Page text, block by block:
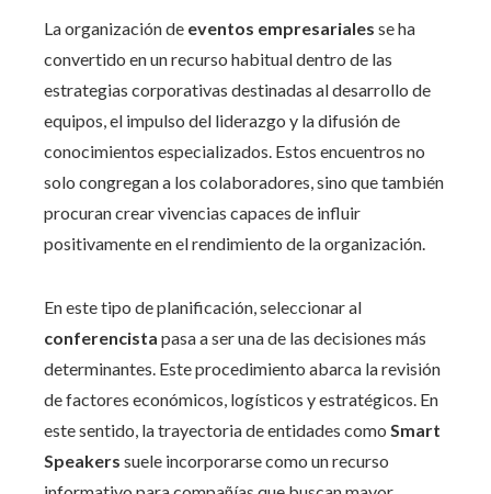
La organización de eventos empresariales se ha
convertido en un recurso habitual dentro de las
estrategias corporativas destinadas al desarrollo de
equipos, el impulso del liderazgo y la difusión de
conocimientos especializados. Estos encuentros no
solo congregan a los colaboradores, sino que también
procuran crear vivencias capaces de influir
positivamente en el rendimiento de la organización.
En este tipo de planificación, seleccionar al
conferencista pasa a ser una de las decisiones más
determinantes. Este procedimiento abarca la revisión
de factores económicos, logísticos y estratégicos. En
este sentido, la trayectoria de entidades como Smart
Speakers suele incorporarse como un recurso